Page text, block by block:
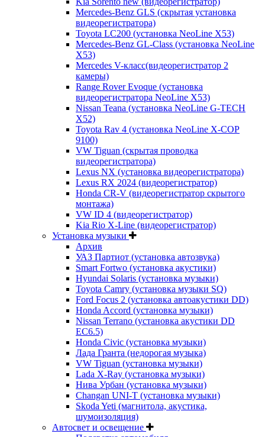
Mercedes-Benz GLS (скрытая установка
видеорегистратора)
Toyota LC200 (установка NeoLine X53)
Mercedes-Benz GL-Class (установка NeoLine
X53)
Mercedes V-класс(видеорегистратор 2
камеры)
Range Rover Evoque (установка
видеорегистратора NeoLine X53)
Nissan Teana (установка NeoLine G-TECH
X52)
Toyota Rav 4 (установка NeoLine X-COP
9100)
VW Tiguan (скрытая проводка
видеорегистратора)
Lexus NX (установка видеорегистратора)
Lexus RX 2024 (видеорегистратор)
Honda CR-V (видеорегистратор скрытого
монтажа)
VW ID 4 (видеорегистратор)
Kia Rio X-Line (видеорегистратор)
Установка музыки
Архив
УАЗ Партиот (установка автозвука)
Smart Fortwo (установка акустики)
Hyundai Solaris (установка музыки)
Toyota Camry (установка музыки SQ)
Ford Focus 2 (установка автоакустики DD)
Honda Accord (установка музыки)
Nissan Terrano (установка акустики DD
EC6.5)
Honda Civic (установка музыки)
Лада Гранта (недорогая музыка)
VW Tiguan (установка музыки)
Lada X-Ray (установка музыки)
Нива Урбан (установка музыки)
Changan UNI-T (установка музыки)
Skoda Yeti (магнитола, акустика,
шумоизоляция)
Автосвет и освещение